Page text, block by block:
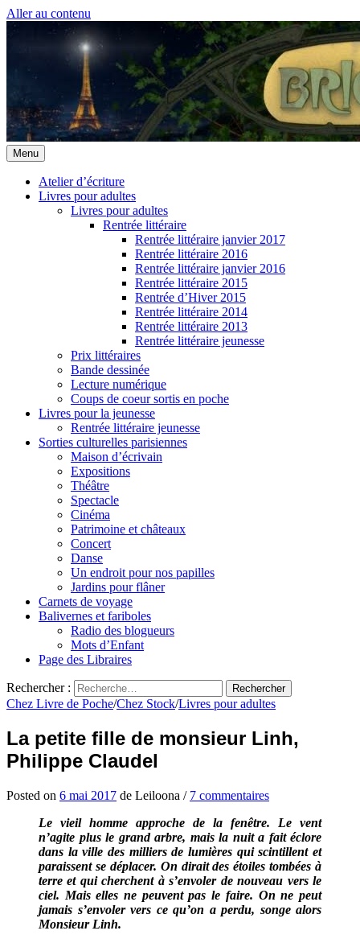
Aller au contenu
Menu
Atelier d’écriture
Livres pour adultes
Livres pour adultes
Rentrée littéraire
Rentrée littéraire janvier 2017
Rentrée littéraire 2016
Rentrée littéraire janvier 2016
Rentrée littéraire 2015
Rentrée d’Hiver 2015
Rentrée littéraire 2014
Rentrée littéraire 2013
Rentrée littéraire jeunesse
Prix littéraires
Bande dessinée
Lecture numérique
Coups de coeur sortis en poche
Livres pour la jeunesse
Rentrée littéraire jeunesse
Sorties culturelles parisiennes
Maison d’écrivain
Expositions
Théâtre
Spectacle
Cinéma
Patrimoine et châteaux
Concert
Danse
Un endroit pour nos papilles
Jardins pour flâner
Carnets de voyage
Balivernes et fariboles
Radio des blogueurs
Mots d’Enfant
Page des Libraires
Rechercher :
Chez Livre de Poche/Chez Stock/Livres pour adultes
La petite fille de monsieur Linh,
Philippe Claudel
Posted on 6 mai 2017 de Leiloona / 7 commentaires
Le vieil homme approche de la fenêtre. Le vent
n’agite plus le grand arbre, mais la nuit a fait éclore
dans la ville des milliers de lumières qui scintillent et
paraissent se déplacer. On dirait des étoiles tombées à
terre et qui cherchent à s’envoler de nouveau vers le
ciel. Mais elles ne peuvent pas le faire. On ne peut
jamais s’envoler vers ce qu’on a perdu, songe alors
Monsieur Linh.